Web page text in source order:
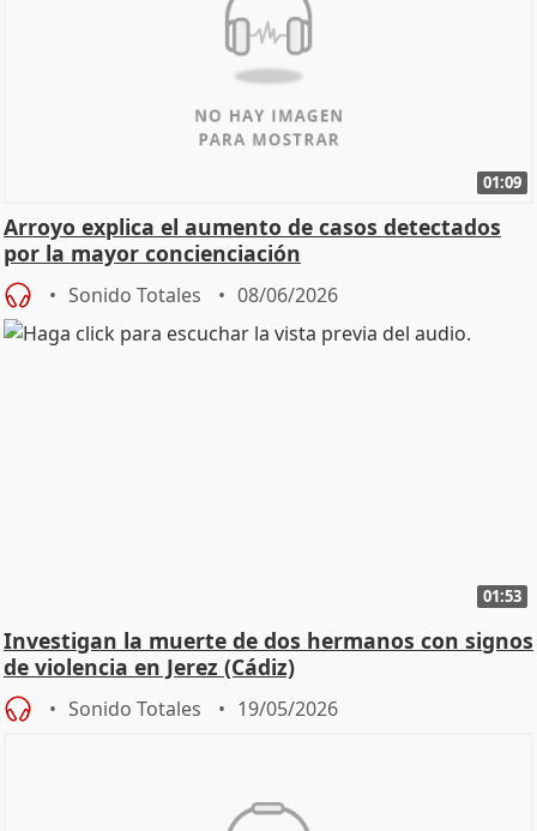
01:09
Arroyo explica el aumento de casos detectados
por la mayor concienciación
Sonido Totales 08/06/2026
01:53
Investigan la muerte de dos hermanos con signos
de violencia en Jerez (Cádiz)
Sonido Totales 19/05/2026